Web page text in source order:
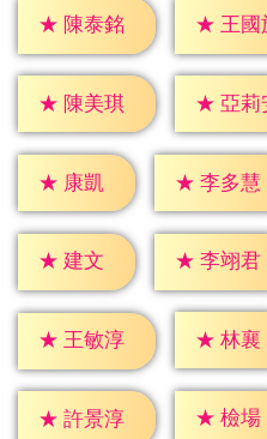
★ 陳泰銘 ★ 王國
★ 陳美琪 ★ 亞莉
★ 康凱 ★ 李多慧
★ 建文 ★ 李翊君
★ 王敏淳 ★ 林襄
★ 許景淳 ★ 檢場